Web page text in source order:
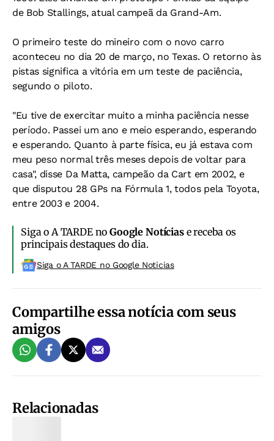
de Bob Stallings, atual campeã da Grand-Am.
O primeiro teste do mineiro com o novo carro
aconteceu no dia 20 de março, no Texas. O retorno às
pistas significa a vitória em um teste de paciência,
segundo o piloto.
"Eu tive de exercitar muito a minha paciência nesse
período. Passei um ano e meio esperando, esperando
e esperando. Quanto à parte física, eu já estava com
meu peso normal três meses depois de voltar para
casa", disse Da Matta, campeão da Cart em 2002, e
que disputou 28 GPs na Fórmula 1, todos pela Toyota,
entre 2003 e 2004.
Siga o A TARDE noGoogle Notíciase receba os
principais destaques do dia.
Siga o A TARDE no Google Noticias
Compartilhe essa notícia com seus
amigos
Relacionadas